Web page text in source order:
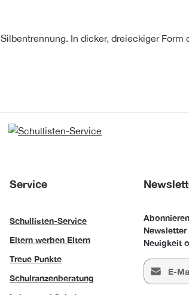
In dicker, dreieckiger
Service
Schullisten-Service
Eltern werben Eltern
Treue Punkte
Schulranzenberatung
Newsletter
Neuigkeit
E-Mail-